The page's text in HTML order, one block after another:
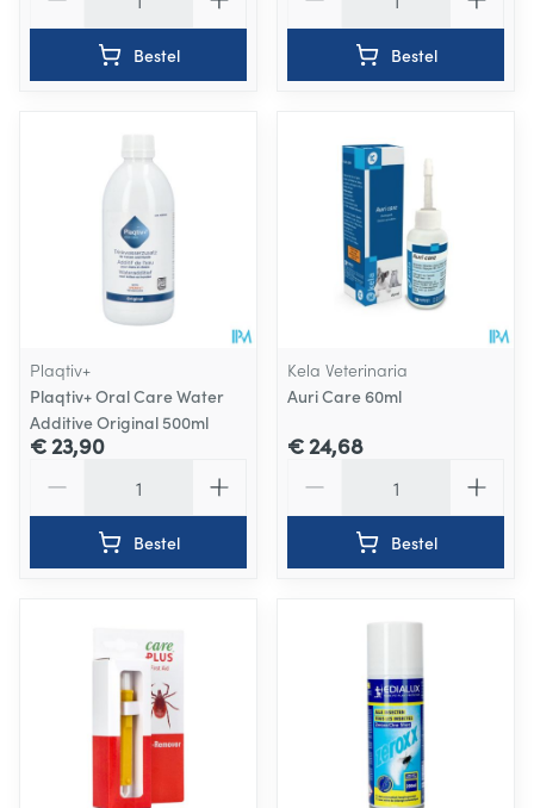
Bestel Bestel
Plaqtiv+
Plaqtiv+ Oral Care Water
Additive Original 500ml
€ 23,90
Bestel
Kela Veterinaria
Auri Care 60ml
€ 24,68
Bestel